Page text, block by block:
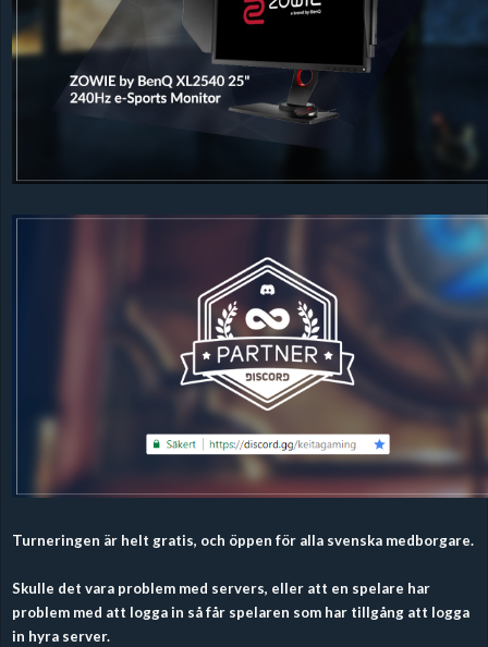
Turneringen är helt gratis, och öppen för alla svenska medborgare.
Skulle det vara problem med servers, eller att en spelare har
problem med att logga in så får spelaren som har tillgång att logga
in hyra server.